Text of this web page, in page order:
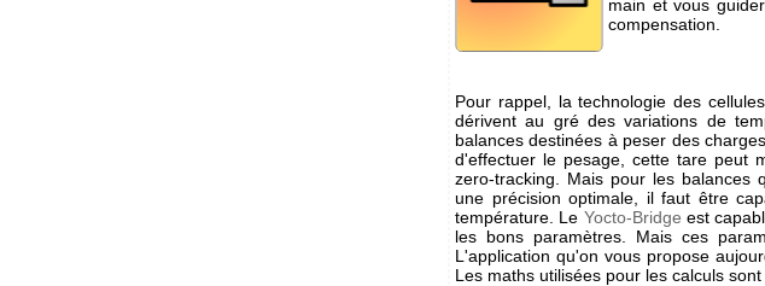
main et vous
compensation.
Pour rappel, la technologie des
dérivent au gré des variations de
balances destinées à peser des
d'effectuer le pesage, cette tare peut
zero-tracking. Mais pour les balances
une précision optimale, il faut être
température. Le Yocto-Bridge est
les bons paramètres. Mais ces
L'application qu'on vous propose
Les maths utilisées pour les calculs